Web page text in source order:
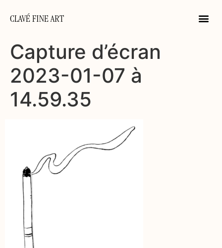
CLAVÉ FINE ART
Capture d’écran
2023-01-07 à
14.59.35